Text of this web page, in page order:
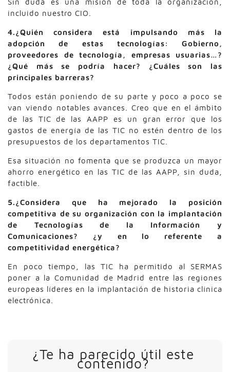
incluido nuestro CIO.
4.¿Quién considera está impulsando más la
adopción de estas tecnologías: Gobierno,
proveedores de tecnología, empresas usuarias…?
¿Qué más se podría hacer? ¿Cuáles son las
principales barreras?
Todos están poniendo de su parte y poco a poco se
van viendo notables avances. Creo que en el ámbito
de las TIC de las AAPP es un gran error que los
gastos de energía de las TIC no estén dentro de los
presupuestos de los departamentos TIC.
Esa situación no fomenta que se produzca un mayor
ahorro energético en las TIC de las AAPP, sin duda,
factible.
5.¿Considera que ha mejorado la posición
competitiva de su organización con la implantación
de Tecnologías de la Información y
Comunicaciones? ¿y en lo referente a
competitividad energética?
En poco tiempo, las TIC ha permitido al SERMAS
poner a la Comunidad de Madrid entre las regiones
europeas líderes en la implantación de historia clínica
electrónica.
¿Te ha parecido útil este
contenido?